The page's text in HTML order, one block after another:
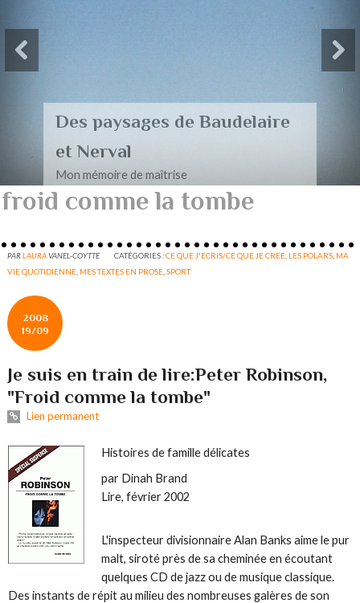
Des paysages de Baudelaire
et Nerval
Mon mémoire de maîtrise
froid comme la tombe
PARLAURAVANEL-COYTTE CATÉGORIES :CE QUE J'ECRIS/CE QUE JE CREE LES POLARS MA
VIE QUOTIDIENNE MES TEXTES EN PROSE ,SPORT
2008
19/09
Je suis en train de lire:Peter Robinson,
"Froid comme la tombe"
Lien permanent
Histoires de famille délicates
par Dinah Brand
Lire, février 2002
L'inspecteur divisionnaire Alan Banks aime le pur
malt, siroté près de sa cheminée en écoutant
quelques CD de jazz ou de musique classique.
Des instants de répit au milieu des nombreuses galères de son